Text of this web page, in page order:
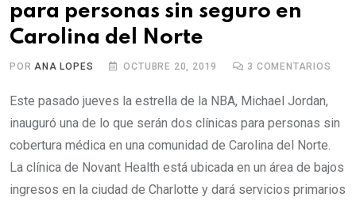
para personas sin seguro en
Carolina del Norte
PORANA LOPES OCTUBRE 20, 2019 3 COMENTARIOS
Este pasado jueves la estrella de la NBA, Michael Jordan,
inauguró una de lo que serán dos clínicas para personas sin
cobertura médica en una comunidad de Carolina del Norte.
La clínica de Novant Health está ubicada en un área de bajos
ingresos en la ciudad de Charlotte y dará servicios primarios